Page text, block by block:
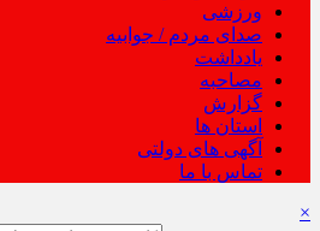
ورزشی
صدای مردم / جوابیه
یادداشت
مصاحبه
گزارش
استان ها
آگهی های دولتی
تماس با ما
×